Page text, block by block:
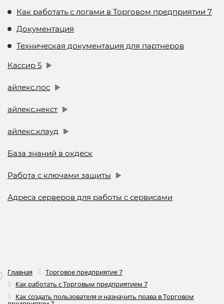
Как работать с логами в Торговом предприятии 7
Документация
Техническая документация для партнеров
Кассир 5
айлекс.пос
айлекс.некст
айлекс.клауд
База знаний в окдеск
Работа с ключами защиты
Адреса серверов для работы с сервисами
Главная
Торговое предприятие 7
Как работать с Торговым предприятием 7
Как создать пользователя и назначить права в Торговом